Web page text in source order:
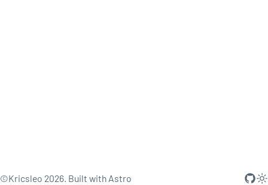
©Kricsleo 2026. Built with Astro